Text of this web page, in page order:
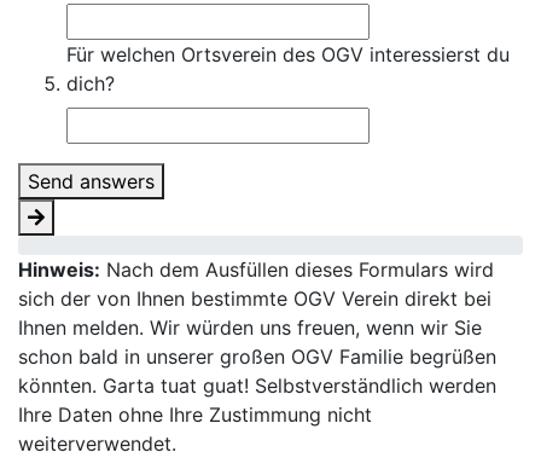
Für welchen Ortsverein des OGV interessierst du
dich?
Send answers
Hinweis: Nach dem Ausfüllen dieses Formulars wird
sich der von Ihnen bestimmte OGV Verein direkt bei
Ihnen melden. Wir würden uns freuen, wenn wir Sie
schon bald in unserer großen OGV Familie begrüßen
könnten. Garta tuat guat! Selbstverständlich werden
Ihre Daten ohne Ihre Zustimmung nicht
weiterverwendet.